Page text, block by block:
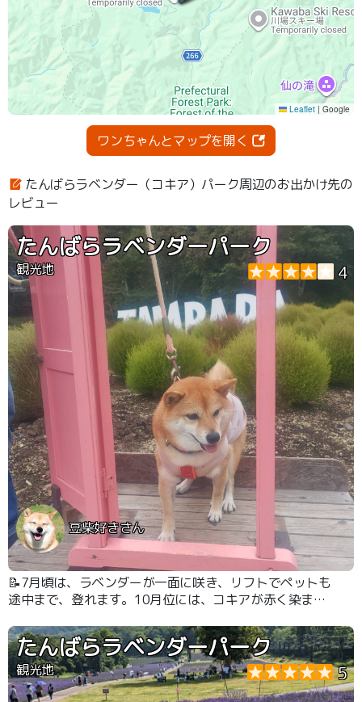
ワンちゃんとマップを開く
たんばらラベンダー（コキア）パーク周辺のお出かけ先の
レビュー
たんばらラベンダーパーク
観光地 4
豆柴好きさん
📝7月頃は、ラベンダーが一面に咲き、リフトでペットも
途中まで、登れます。10月位には、コキアが赤く染まり
たんばらラベンダーパーク
観光地 5